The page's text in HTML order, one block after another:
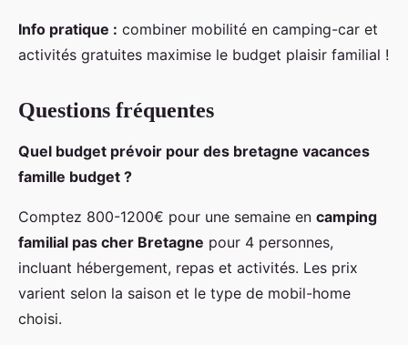
Info pratique : combiner mobilité en camping-car et
activités gratuites maximise le budget plaisir familial !
Questions fréquentes
Quel budget prévoir pour des bretagne vacances
famille budget ?
Comptez 800-1200€ pour une semaine en camping
familial pas cher Bretagne pour 4 personnes,
incluant hébergement, repas et activités. Les prix
varient selon la saison et le type de mobil-home
choisi.